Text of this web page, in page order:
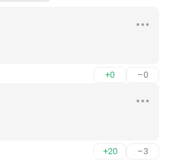
+0 –0
+20 –3